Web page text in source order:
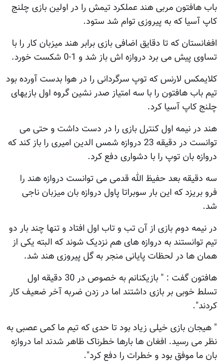
باب هافتون مربی هند عملکرد تیمش را در اولین بازی چلنج
کاپ آسیا که به پیروزی توام شد ستود.
افغانستان که تا دقایق اضافی بازی برابر هند میزبان کار را با
تساوی پیش می برد دروازه اش باز شد و 1-0 شکست خورد.
کلایمکس لارنس که توپ سرگردانی را در هوا بدست آورده بود
تیم باب هافتون را با سه امتیاز صدر نشین گروه اول بازیهای
چلنج کاپ آسیا کرد.
هند در نیمه اول کنترل بازی را در دست داشت و حتی می
توانست در دقیقه 23 دروازه شمس الدین امیری را باز کند که
دروازه بان توپ را با دشواری دفع کرد.
سه دقیقه بعد حفیظ الله قدمی می توانست دروازه هند را
فرو بریزد که این بار سوبراتا پاول دروازه بان میزبان ناجی
شد.
در نیمه دوم بازی از آن تب و تاب اول افتاد و تنها چند بار دو
تیم توانستند به دروازه های هم نزدیک شوند که البته یکی از
همان ها در لحظات پایانی منجر به گل پیروزی هند شد.
هافتون گفت : " بازیکنانم به خصوص در 30 دقیقه اول
تسلط خوبی بر بازی داشتند اما در زدن ضربه آخر ضعیف کار
کردند".
" هیجان بازی خیلی زیاد بود تا حدی که تیم ما کمی عصبی به
نظر می رسید. افغان ها بارها خطرناک ظاهر شدند اما دروازه
بان ما موفق بود و خطرات را دفع کرد".